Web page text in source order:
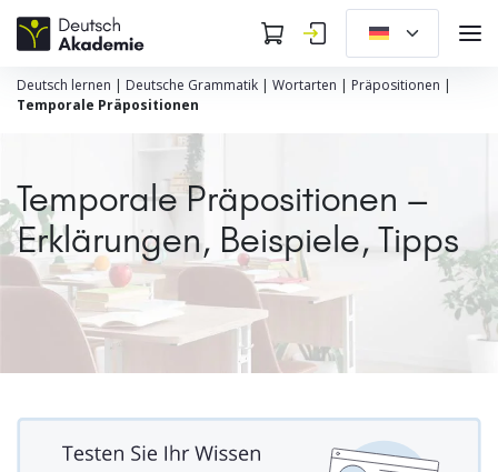
Deutsch lernen | Deutsche Grammatik | Wortarten | Präpositionen |
Temporale Präpositionen
Temporale Präpositionen –
Erklärungen, Beispiele, Tipps